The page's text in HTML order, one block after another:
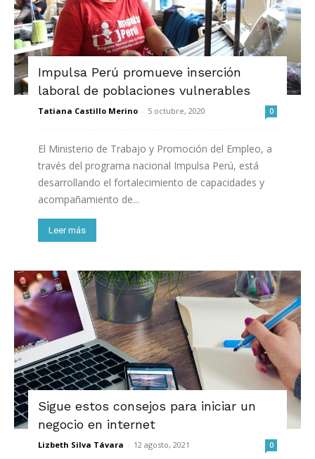
Impulsa Perú promueve inserción
laboral de poblaciones vulnerables
Tatiana Castillo Merino - 5 octubre, 2020 0
El Ministerio de Trabajo y Promoción del Empleo, a
través del programa nacional Impulsa Perú, está
desarrollando el fortalecimiento de capacidades y
acompañamiento de...
Leer más
Sigue estos consejos para iniciar un
negocio en internet
Lizbeth Silva Távara - 12 agosto, 2021 0